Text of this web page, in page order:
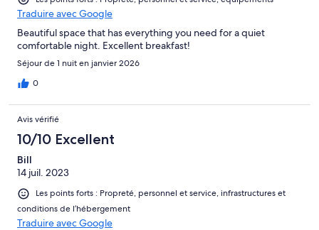
Traduire avec Google
Beautiful space that has everything you need for a quiet
comfortable night. Excellent breakfast!
Séjour de 1 nuit en janvier 2026
0
Avis vérifié
10/10 Excellent
Bill
14 juil. 2023
Les points forts : Propreté, personnel et service, infrastructures et
conditions de l’hébergement
Traduire avec Google